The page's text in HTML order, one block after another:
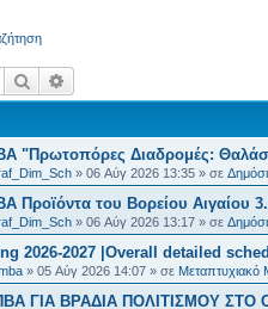
Αναζήτηση
"Πρωτοπόρες Διαδρομές:
» 06 Αύγ 2026 13:35 » σε
Προϊόντα του Βορείου Αιγαίου
» 06 Αύγ 2026 13:17 » σε
2026-2027 |Overall detailed
» 05 Αύγ 2026 14:07 » σε Μεταπτυχιακό
ΓΙΑ ΒΡΑΔΙΑ ΠΟΛΙΤΙΣΜΟΥ ΣΤΟ